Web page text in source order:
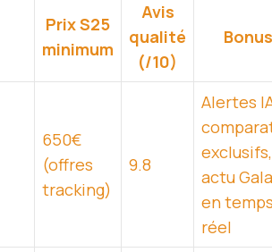
Prix S25
minimum
Avis
qualité
(/10)
Bonus
650€
(offres
tracking)
9.8
Alertes
exclusifs,
actu
en
réel